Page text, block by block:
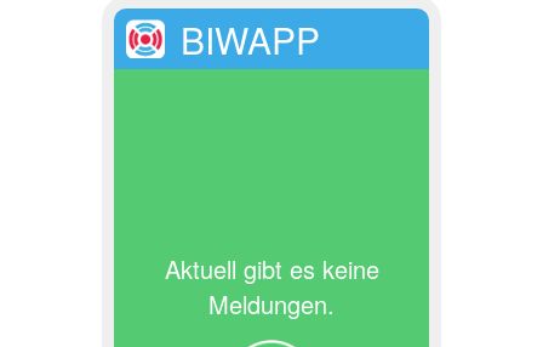
BIWAPP
Aktuell gibt es keine
Meldungen.